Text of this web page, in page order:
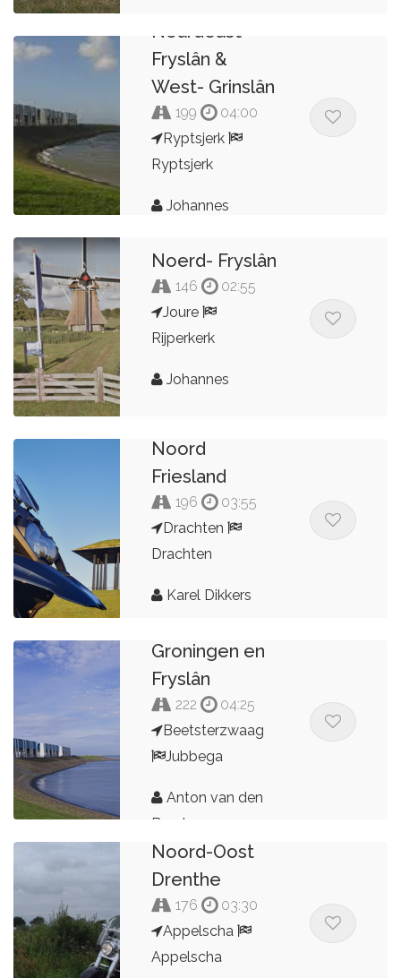
Noardeast-
Fryslân &
West- Grinslân
199
04:00
Ryptsjerk
Ryptsjerk
Johannes
Noerd- Fryslân
146
02:55
Joure
Rijperkerk
Johannes
Noord
Friesland
196
03:55
Drachten
Drachten
Karel Dikkers
Groningen en
Fryslân
222
04:25
Beetsterzwaag
Jubbega
Anton van den
Broek
Noord-Oost
Drenthe
176
03:30
Appelscha
Appelscha